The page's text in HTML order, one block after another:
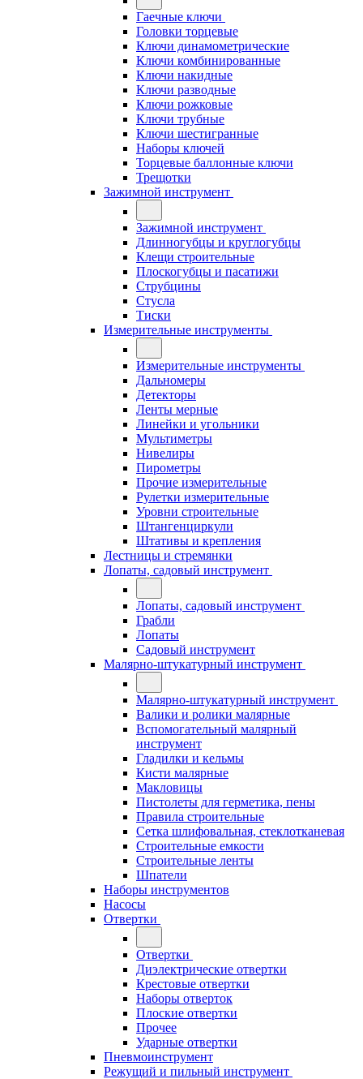
Гаечные ключи
Головки торцевые
Ключи динамометрические
Ключи комбинированные
Ключи накидные
Ключи разводные
Ключи рожковые
Ключи трубные
Ключи шестигранные
Наборы ключей
Торцевые баллонные ключи
Трещотки
Зажимной инструмент
Зажимной инструмент
Длинногубцы и круглогубцы
Клещи строительные
Плоскогубцы и пасатижи
Струбцины
Стусла
Тиски
Измерительные инструменты
Измерительные инструменты
Дальномеры
Детекторы
Ленты мерные
Линейки и угольники
Мультиметры
Нивелиры
Пирометры
Прочие измерительные
Рулетки измерительные
Уровни строительные
Штангенциркули
Штативы и крепления
Лестницы и стремянки
Лопаты, садовый инструмент
Лопаты, садовый инструмент
Грабли
Лопаты
Садовый инструмент
Малярно-штукатурный инструмент
Малярно-штукатурный инструмент
Валики и ролики малярные
Вспомогательный малярный
инструмент
Гладилки и кельмы
Кисти малярные
Макловицы
Пистолеты для герметика, пены
Правила строительные
Сетка шлифовальная, стеклотканевая
Строительные емкости
Строительные ленты
Шпатели
Наборы инструментов
Насосы
Отвертки
Отвертки
Диэлектрические отвертки
Крестовые отвертки
Наборы отверток
Плоские отвертки
Прочее
Ударные отвертки
Пневмоинструмент
Режущий и пильный инструмент